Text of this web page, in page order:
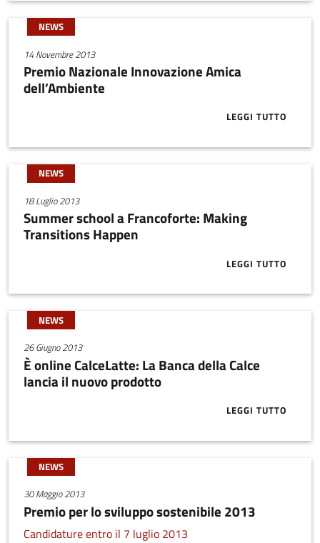
NEWS
14 Novembre 2013
Premio Nazionale Innovazione Amica
dell’Ambiente
LEGGI TUTTO
ABOUT
NEWS
18 Luglio 2013
Summer school a Francoforte: Making
Transitions Happen
LEGGI TUTTO
ABOUT
NEWS
26 Giugno 2013
È online CalceLatte: La Banca della Calce
lancia il nuovo prodotto
LEGGI TUTTO
ABOUT È
NEWS
30 Maggio 2013
Premio per lo sviluppo sostenibile 2013
Candidature entro il 7 luglio 2013